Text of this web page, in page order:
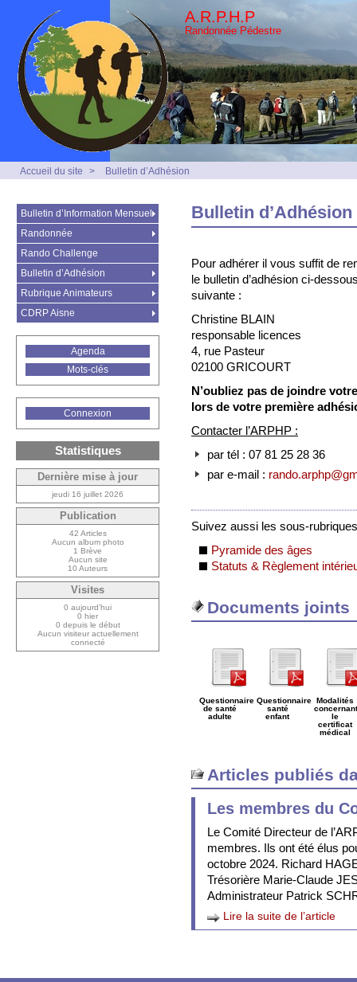
A.R.P.H.P
Randonnée Pédestre
Accueil du site > Bulletin d’Adhésion
Bulletin d’Adhésion
Pour adhérer il vous suffit de
le bulletin d’adhésion ci-
suivante :
Christine BLAIN
responsable licences
4, rue Pasteur
02100 GRICOURT
N’oubliez pas de joindre
lors de votre première
Contacter l’ARPHP :
par tél : 07 81 25 28 36
par e-mail :
Suivez aussi les sous-
Pyramide des âges
Statuts & Règlement
Documents joints
Questionnaire
de santé
adulte
Questionnaire
santé
enfant
Modalités
concernant
le
certificat
médical
Articles publiés
Les membres du
Le Comité Directeur de
membres. Ils ont été élus
octobre 2024. Richard
Trésorière Marie-Claude
Administrateur Patrick
Lire la suite de l’article
Bulletin d’Information Mensuel
Randonnée
Rando Challenge
Bulletin d’Adhésion
Rubrique Animateurs
CDRP Aisne
Agenda
Mots-clés
Connexion
Statistiques
Dernière mise à jour
jeudi 16 juillet 2026
Publication
42 Articles
Aucun album photo
1 Brève
Aucun site
10 Auteurs
Visites
0 aujourd’hui
0 hier
0 depuis le début
Aucun visiteur actuellement
connecté